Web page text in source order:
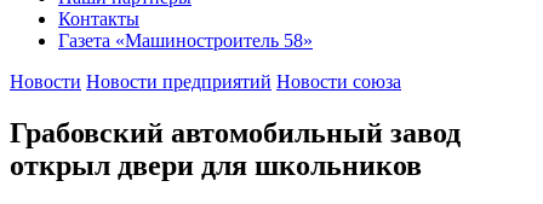
Контакты
Газета «Машиностроитель 58»
Новости Новости предприятий Новости союза
Грабовский автомобильный завод
открыл двери для школьников